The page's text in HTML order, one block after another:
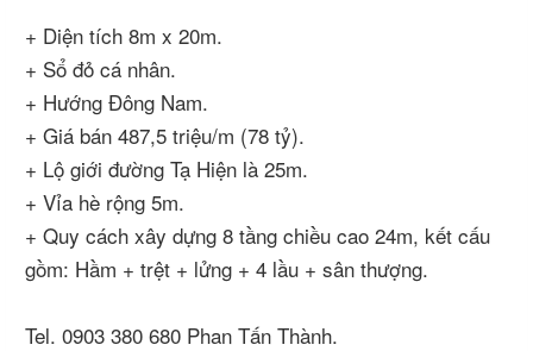
+ Diện tích 8m x 20m.
+ Sổ đỏ cá nhân.
+ Hướng Đông Nam.
+ Giá bán 487,5 triệu/m (78 tỷ).
+ Lộ giới đường Tạ Hiện là 25m.
+ Vỉa hè rộng 5m.
+ Quy cách xây dựng 8 tầng chiều cao 24m, kết cấu
gồm: Hầm + trệt + lửng + 4 lầu + sân thượng.
Tel. 0903 380 680 Phan Tấn Thành.